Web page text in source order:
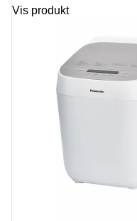
Vis produkt